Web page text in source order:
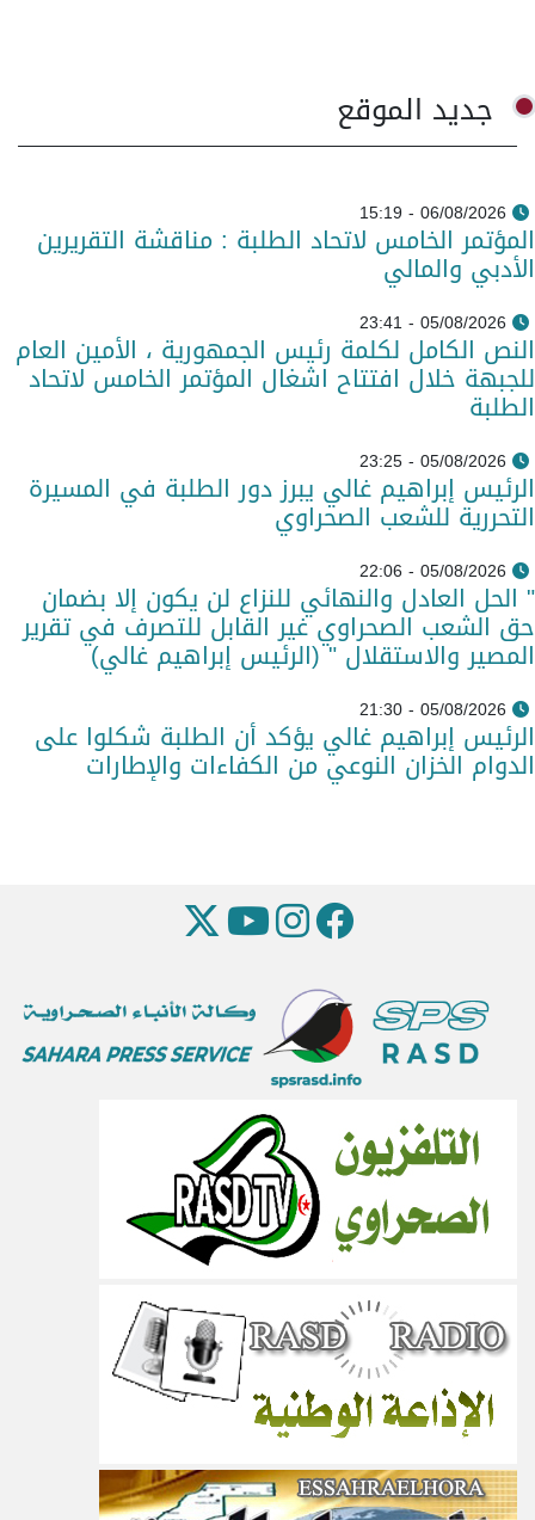
جديد الموقع
06/08/2026 - 15:19
المؤتمر الخامس لاتحاد الطلبة : مناقشة التقريرين
الأدبي والمالي
05/08/2026 - 23:41
النص الكامل لكلمة رئيس الجمهورية ، الأمين العام
للجبهة خلال افتتاح اشغال المؤتمر الخامس لاتحاد
الطلبة
05/08/2026 - 23:25
الرئيس إبراهيم غالي يبرز دور الطلبة في المسيرة
التحررية للشعب الصحراوي
05/08/2026 - 22:06
" الحل العادل والنهائي للنزاع لن يكون إلا بضمان
حق الشعب الصحراوي غير القابل للتصرف في تقرير
المصير والاستقلال " (الرئيس إبراهيم غالي)
05/08/2026 - 21:30
الرئيس إبراهيم غالي يؤكد أن الطلبة شكلوا على
الدوام الخزان النوعي من الكفاءات والإطارات